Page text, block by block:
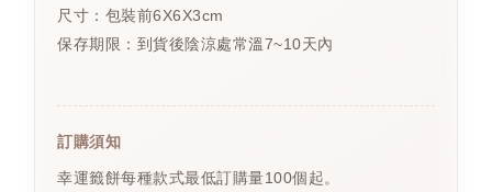
尺寸：包裝前6X6X3cm
保存期限：到貨後陰涼處常溫7~10天內
訂購須知
幸運籤餅每種款式最低訂購量100個起。